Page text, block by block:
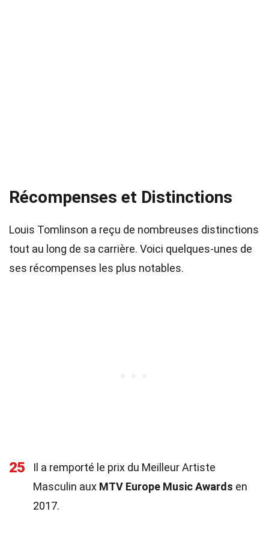
Récompenses et Distinctions
Louis Tomlinson a reçu de nombreuses distinctions
tout au long de sa carrière. Voici quelques-unes de
ses récompenses les plus notables.
25
Il a remporté le prix du Meilleur Artiste
Masculin aux MTV Europe Music Awards en
2017.